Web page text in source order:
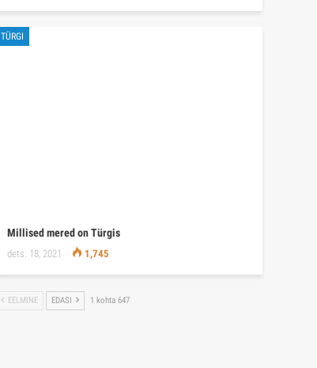
TÜRGI
Millised mered on Türgis
dets. 18, 2021 1,745
EELMINE EDASI 1 kohta 647